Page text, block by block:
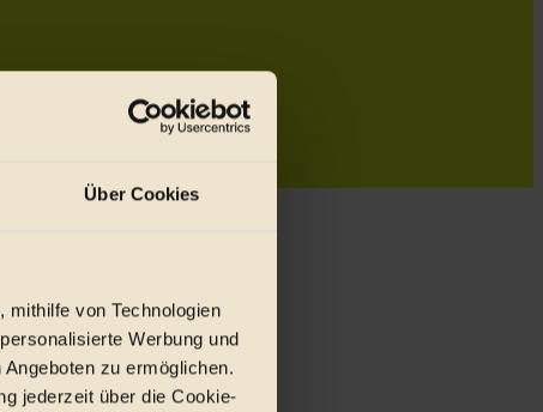
Über Cookies
von Technologien
Werbung und
zu ermöglichen.
jederzeit über die Cookie-